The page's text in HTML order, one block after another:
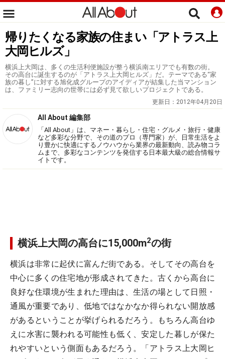
帰りたくなる家族の住まい「アトラス上
大岡ヒルズ」
横浜上大岡は、多くの生活利便施設が整う横浜南エリアでも有数の街。
その高台に誕生するのが「アトラス上大岡ヒルズ」だ。テーマである“家
族の暮し”に対する旭化成グループのアイディアが結集した当マンション
は、ファミリー志向の世帯には必ず見て欲しいプロジェクトである。
更新日： 2012年04月20日
All About 編集部
「All About」は、マネー・暮らし・住宅・グルメ・旅行・健康
など多彩な分野で、その道のプロ（専門家）が、日常生活をよ
り豊かに快適にするノウハウから業界の最新動向、読み物コラ
ムまで、多彩なコンテンツを発信する日本最大級の総合情報サ
イトです。
横浜上大岡の高台に15,000m2の街
横浜は非常に起伏に富んだ街である。そしてその高台を
中心に多くの住宅地が形成されてきた。古くから高台に
良好な住環境が生まれた理由は、生活の場として日照・
通風が重要であり、低地ではなかなか得られない開放感
があるということが挙げられるだろう。もちろん高台ゆ
えに水害に襲われる可能性も低く、安定した暮しが保た
れやすいという側面もあるだろう。「アトラス上大岡ヒ